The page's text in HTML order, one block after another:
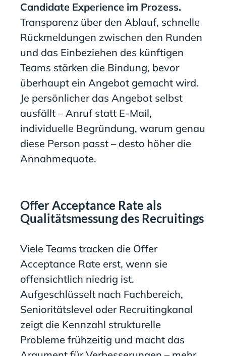
Candidate Experience im Prozess.
Transparenz über den Ablauf, schnelle
Rückmeldungen zwischen den Runden
und das Einbeziehen des künftigen
Teams stärken die Bindung, bevor
überhaupt ein Angebot gemacht wird.
Je persönlicher das Angebot selbst
ausfällt – Anruf statt E-Mail,
individuelle Begründung, warum genau
diese Person passt – desto höher die
Annahmequote.
Offer Acceptance Rate als
Qualitätsmessung des Recruitings
Viele Teams tracken die Offer
Acceptance Rate erst, wenn sie
offensichtlich niedrig ist.
Aufgeschlüsselt nach Fachbereich,
Senioritätslevel oder Recruitingkanal
zeigt die Kennzahl strukturelle
Probleme frühzeitig und macht das